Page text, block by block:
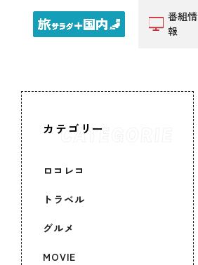
番組情
報
カテゴリー
ロコレコ
トラベル
グルメ
MOVIE